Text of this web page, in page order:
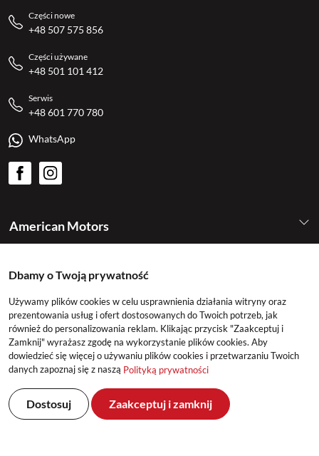
American Motors
Kategorie
Konto
Części nowe
+48 507 575 856
Części używane
+48 501 101 412
Serwis
+48 601 770 780
WhatsApp
©2026 American Motors All Rights Reserved
Dbamy o Twoją prywatność
Używamy plików cookies w celu usprawnienia działania witryny oraz
prezentowania usług i ofert dostosowanych do Twoich potrzeb, jak
również do personalizowania reklam. Klikając przycisk "Zaakceptuj i
Zamknij" wyrażasz zgodę na wykorzystanie plików cookies. Aby
dowiedzieć się więcej o używaniu plików cookies i przetwarzaniu Twoich
danych zapoznaj się z naszą Polityką prywatności
Dostosuj Zaakceptuj i zamknij